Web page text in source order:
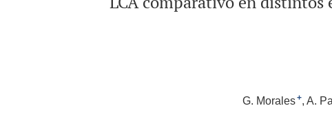
G. Morales+ A.